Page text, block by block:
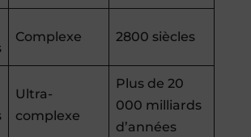
Complexe 2800 siècles
Ultra-
complexe
Plus de 20
000 milliards
d’années